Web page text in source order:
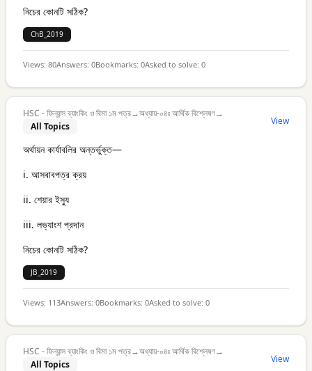
নিচের কোনটি সঠিক?
ChB_2019
Views: 80Answers: 0Bookmarks: 0Asked to solve: 0
HSC - ফিন্যান্স ব্যাংকিং ও বিমা ১ম পত্র→অধ্যায়-০৪ঃ আর্থিক বিশ্লেষণ→
All Topics
View
অর্থায়ন কার্যাবলির অন্তর্ভুক্ত—
i. আসবাবপত্র ক্রয়
ii. শেয়ার ইস্যু
iii. লভ্যাংশ প্রদান
নিচের কোনটি সঠিক?
JB_2019
Views: 113Answers: 0Bookmarks: 0Asked to solve: 0
HSC - ফিন্যান্স ব্যাংকিং ও বিমা ১ম পত্র→অধ্যায়-০৪ঃ আর্থিক বিশ্লেষণ→
All Topics
View